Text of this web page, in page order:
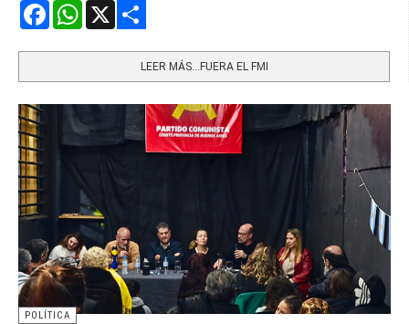
FacebookWhatsApp
LEER MÁS…FUERA EL FMI
POLÍTICA